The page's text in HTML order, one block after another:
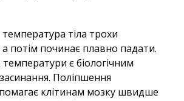
температура тіла трохи
а потім починає плавно падати.
є біологічним
Поліпшення
клітинам мозку швидше